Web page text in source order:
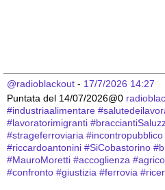
@radioblackout - 17/7/2026 14:27
Puntata del 14/07/2026@0
#industriaalimentare #
#lavoratorimigranti #
#strageferroviaria #incontropubblico
#riccardoantonini #SiCobastorino #
#MauroMoretti #accoglienza #
#confronto #giustizia #ferrovia #